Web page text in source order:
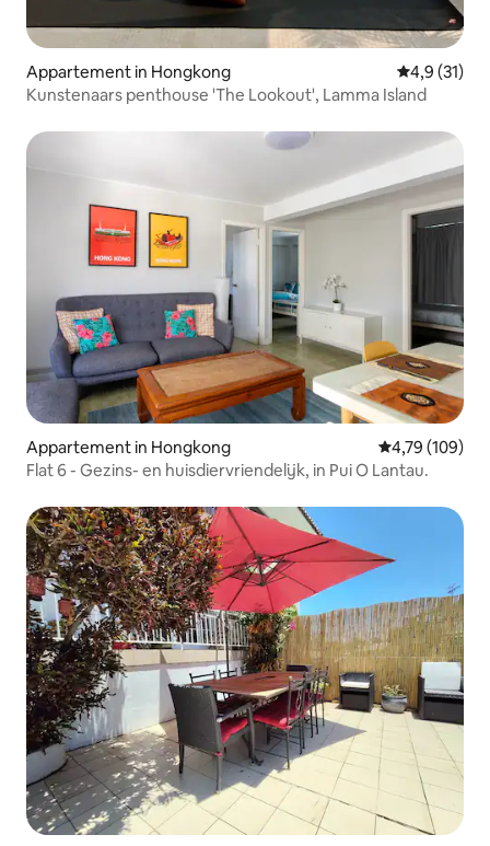
Appartement in Hongkong
4,9 (31)
Kunstenaars penthouse 'The Lookout', Lamma Island
Appartement in Hongkong Gemiddelde
4,79 (109)
Flat 6 - Gezins- en huisdiervriendelijk, in Pui O Lantau.